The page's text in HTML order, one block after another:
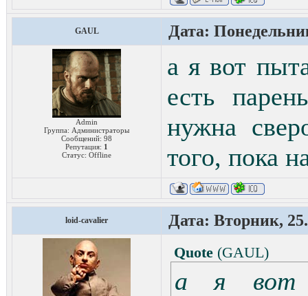
GAUL Дата:
Admin
Группа: Администраторы
Сообщений: 98
Репутация: 1
Статус: Offline
а я вот
есть
нужна
того, пока
loid-cavalier Дата: Вторник,
Quote (GAUL)
а я вот